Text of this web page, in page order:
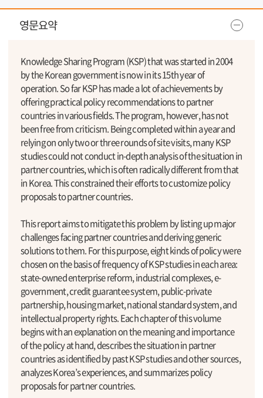
영문요약
Knowledge Sharing Program (KSP) that was started in 2004
by the Korean government is now in its 15th year of
operation. So far KSP has made a lot of achievements by
offering practical policy recommendations to partner
countries in various fields. The program, however, has not
been free from criticism. Being completed within a year and
relying on only two or three rounds of site visits, many KSP
studies could not conduct in-depth analysis of the situation in
partner countries, which is often radically different from that
in Korea. This constrained their efforts to customize policy
proposals to partner countries.
This report aims to mitigate this problem by listing up major
challenges facing partner countries and deriving generic
solutions to them. For this purpose, eight kinds of policy were
chosen on the basis of frequency of KSP studies in each area:
state-owned enterprise reform, industrial complexes, e-
government, credit guarantee system, public-private
partnership, housing market, national standard system, and
intellectual property rights. Each chapter of this volume
begins with an explanation on the meaning and importance
of the policy at hand, describes the situation in partner
countries as identified by past KSP studies and other sources,
analyzes Korea’s experiences, and summarizes policy
proposals for partner countries.